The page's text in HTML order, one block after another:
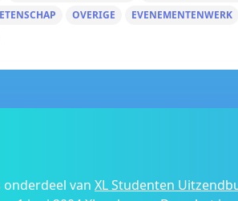
OVERIGE EVENEMENTENWERK
van XL Studenten